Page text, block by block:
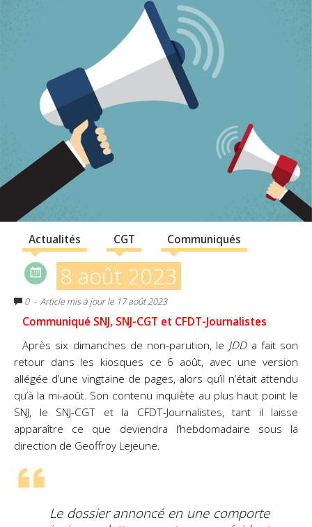
Actualités CGT Communiqués
8 août 2023
0 - Article mis à jour le 17 août 2023
Communiqué SNJ, SNJ-CGT et CFDT-Journalistes
Après six dimanches de non-parution, le JDDa fait son
retour dans les kiosques ce 6 août, avec une version
allégée d’une vingtaine de pages, alors qu’il n’était attendu
qu’à la mi-août. Son contenu inquiète au plus haut point le
SNJ, le SNJ-CGT et la CFDT-Journalistes, tant il laisse
apparaître ce que deviendra l’hebdomadaire sous la
direction de Geoffroy Lejeune.
Le dossier annoncé en une comporte